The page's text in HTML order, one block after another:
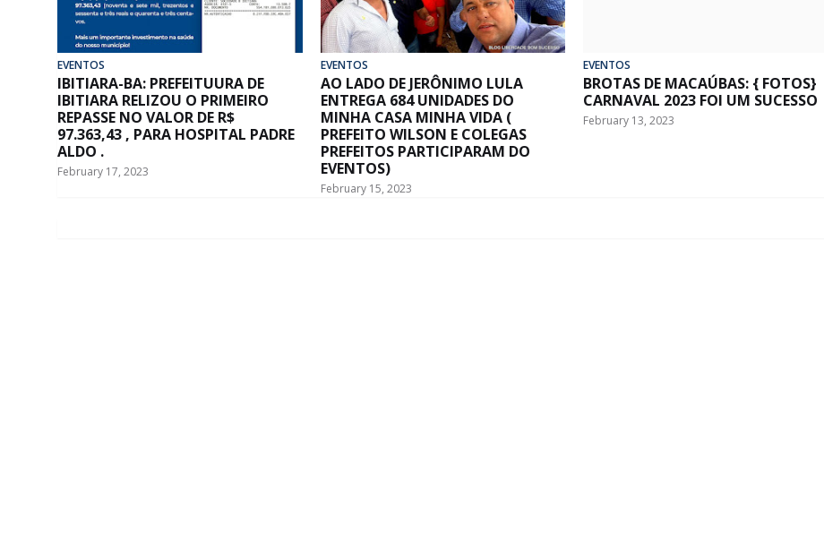
EVENTOS
IBITIARA-BA: PREFEITUURA DE
IBITIARA RELIZOU O PRIMEIRO
REPASSE NO VALOR DE R$
97.363,43 , PARA HOSPITAL PADRE
ALDO .
February 17, 2023
EVENTOS
AO LADO DE JERÔNIMO LULA
ENTREGA 684 UNIDADES DO
MINHA CASA MINHA VIDA (
PREFEITO WILSON E COLEGAS
PREFEITOS PARTICIPARAM DO
EVENTOS)
February 15, 2023
EVENTOS
BROTAS DE MACAÚBAS: { FOTOS}
CARNAVAL 2023 FOI UM SUCESSO
February 13, 2023